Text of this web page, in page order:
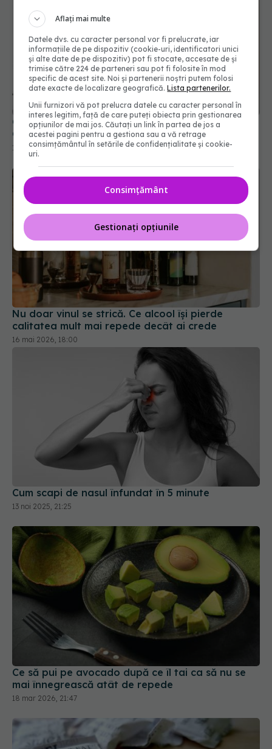
Cum trebuie depozitate corect condimentele.
Greșeala pe care o faci când gătești
12 mar 2026, 13:52
Nu doar vinul se strică. Ce alcool își pierde
calitatea mult mai repede decât ai crede
16 mai 2026, 18:00
Cum scapi de nasul înfundat în 5 minute
13 noi 2025, 21:25
Ce să pui pe avocado după ce îl tai ca să nu se
mai înnegrească atât de repede
18 mar 2026, 21:47
Aflați mai multe
Datele dvs. cu caracter personal vor fi prelucrate, iar
informațiile de pe dispozitiv (cookie-uri, identificatori unici
și alte date de pe dispozitiv) pot fi stocate, accesate de și
trimise către 224 de parteneri sau pot fi folosite în mod
specific de acest site. Noi și partenerii noștri putem folosi
date exacte de localizare geografică.Lista partenerilor.
Unii furnizori vă pot prelucra datele cu caracter personal în
interes legitim, față de care puteți obiecta prin gestionarea
opțiunilor de mai jos. Căutați un link în partea de jos a
acestei pagini pentru a gestiona sau a vă retrage
consimțământul în setările de confidențialitate și cookie-
uri.
Consimțământ
Gestionați opțiunile